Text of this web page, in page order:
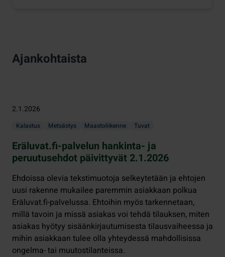
Ajankohtaista
2.1.2026
Kalastus Metsästys Maastoliikenne Tuvat
Eräluvat.fi-palvelun hankinta- ja
peruutusehdot päivittyvät 2.1.2026
Ehdoissa olevia tekstimuotoja selkeytetään ja ehtojen
uusi rakenne mukailee paremmin asiakkaan polkua
Eräluvat.fi-palvelussa. Ehtoihin myös tarkennetaan,
millä tavoin ja missä asiakas voi tehdä tilauksen, miten
asiakas hyötyy sisäänkirjautumisesta tilausvaiheessa ja
mihin asiakkaan tulee olla yhteydessä mahdollisissa
ongelma- tai muutostilanteissa.